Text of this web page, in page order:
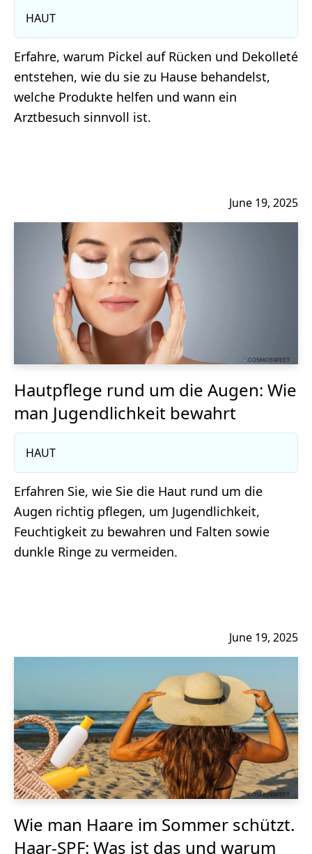
HAUT
Erfahre, warum Pickel auf Rücken und Dekolleté
entstehen, wie du sie zu Hause behandelst,
welche Produkte helfen und wann ein
Arztbesuch sinnvoll ist.
June 19, 2025
Hautpflege rund um die Augen: Wie
man Jugendlichkeit bewahrt
HAUT
Erfahren Sie, wie Sie die Haut rund um die
Augen richtig pflegen, um Jugendlichkeit,
Feuchtigkeit zu bewahren und Falten sowie
dunkle Ringe zu vermeiden.
June 19, 2025
Wie man Haare im Sommer schützt.
Haar-SPF: Was ist das und warum